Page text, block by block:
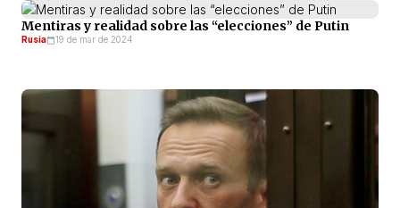
Mentiras y realidad sobre las “elecciones” de Putin
Rusia 19 de mar de 2024